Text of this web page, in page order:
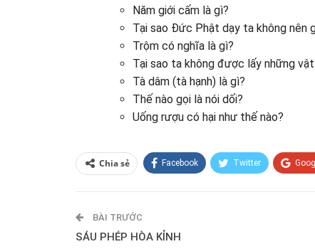
Năm giới cấm là gì?
Tại sao Đức Phật dạy ta không nên
Trộm có nghĩa là gì?
Tại sao ta không được lấy những
Tà dâm (tà hạnh) là gì?
Thế nào gọi là nói dối?
Uống rượu có hại như thế nào?
Chia sẻ Facebook Twitter
BÀI TRƯỚC
SÁU PHÉP HÒA KỈNH